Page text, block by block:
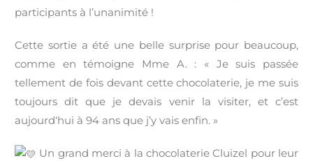
participants à l’unanimité !
Cette sortie a été une belle surprise pour beaucoup,
comme en témoigne Mme A. : « Je suis passée
tellement de fois devant cette chocolaterie, je me suis
toujours dit que je devais venir la visiter, et c’est
aujourd‘hui à 94 ans que j’y vais enfin. »
Un grand merci à la chocolaterie Cluizel pour leur